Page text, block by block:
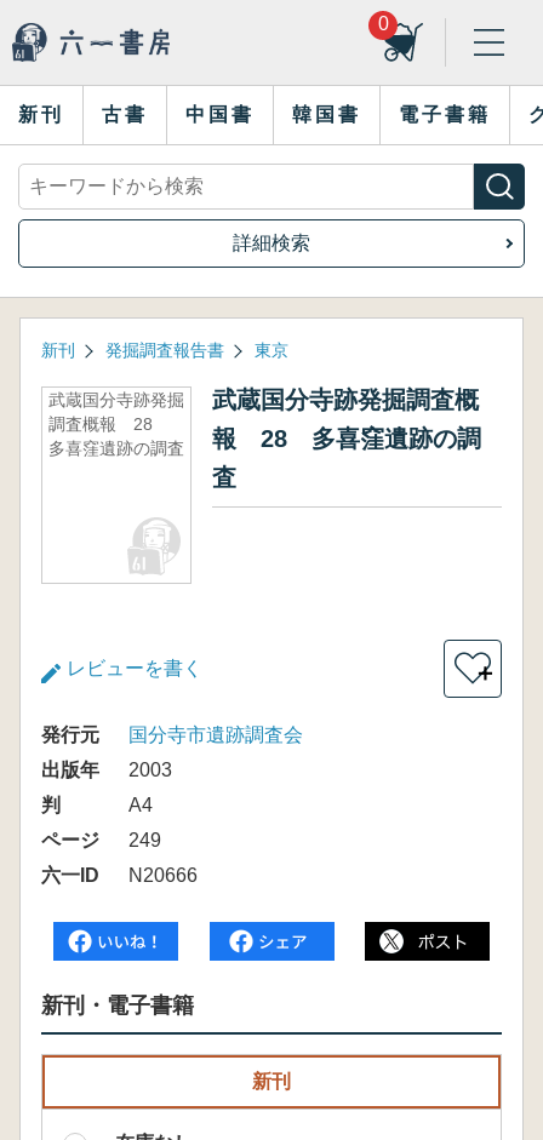
0
新刊 古書 中国書 韓国書 電子書籍
詳細検索
新刊 発掘調査報告書 東京
武蔵国分寺跡発掘
調査概報 28
多喜窪遺跡の調査
武蔵国分寺跡発掘調査概
報 28 多喜窪遺跡の調
査
レビューを書く ＋
発行元
国分寺市遺跡調査会
出版年
2003
判
A4
ページ
249
六一ID
N20666
新刊・電子書籍
新刊